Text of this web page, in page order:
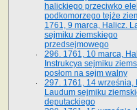
halickiego przeciwko
podkomorzego tejże
1761, 9 marca, Halicz.
sejmiku ziemskiego
przedsejmowego
296. 1761, 10 marca,
Instrukcya sejmiku
posłom na sejm walny
297. 1761, 14 września,
Laudum sejmiku
deputackiego